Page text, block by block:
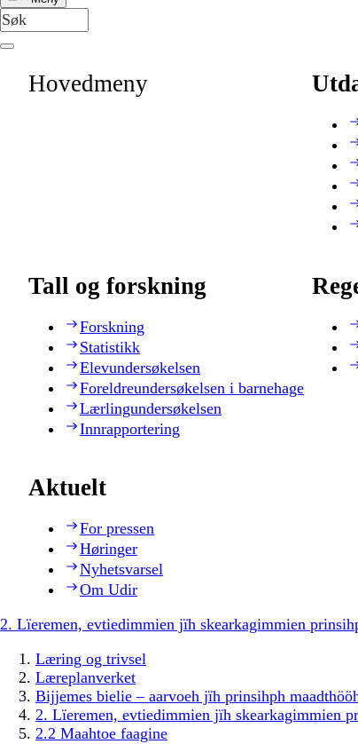
Hovedmeny
Tall og forskning
Forskning
Statistikk
Elevundersøkelsen
Foreldreundersøkelsen i barnehage
Lærlingundersøkelsen
Innrapportering
Aktuelt
For pressen
Høringer
Nyhetsvarsel
Om Udir
2. Lïeremen, evtiedimmien jïh skearkagimmien
Læring og trivsel
Læreplanverket
Bijjemes bielie – aarvoeh jïh prinsihph
2. Lïeremen, evtiedimmien jïh skearkagimmien
2.2 Maahtoe faagine